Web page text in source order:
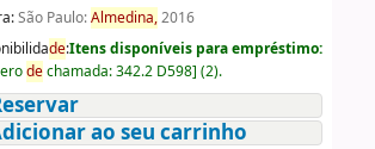
São Paulo:Almedina,2016
de:Itens disponíveis para empréstimo:
dechamada:342.2 D598] (2).
ao seu carrinho